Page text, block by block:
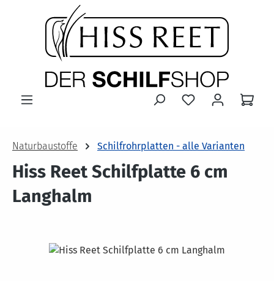
Zum Hauptinhalt springen
Naturbaustoffe Schilfrohrplatten - alle Varianten
Hiss Reet Schilfplatte 6 cm
Langhalm
Bildergalerie überspringen